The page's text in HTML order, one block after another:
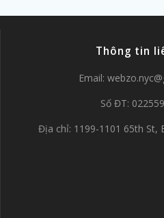
Thông tin
Email:
Số ĐT:
Địa chỉ: 1199-1101 65th St,